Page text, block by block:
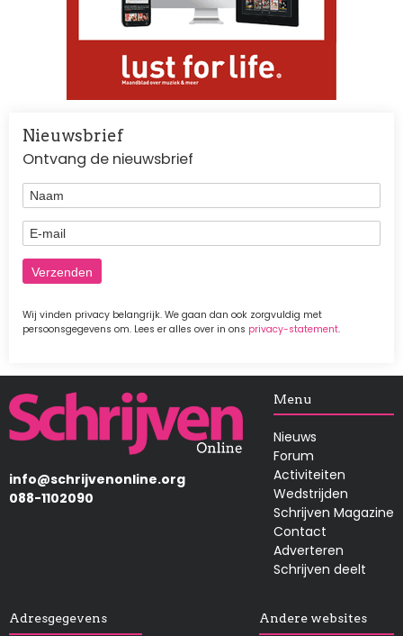
Nieuwsbrief
Ontvang de nieuwsbrief
Naam
E-mail
Wij vinden privacy belangrijk. We gaan dan ook zorgvuldig met
persoonsgegevens om. Lees er alles over in ons privacy-statement.
Afbeelding
info@schrijvenonline.org
088-1102090
Menu
Nieuws
Forum
Activiteiten
Wedstrijden
Schrijven Magazine
Contact
Adverteren
Schrijven deelt
Adresgegevens Andere websites